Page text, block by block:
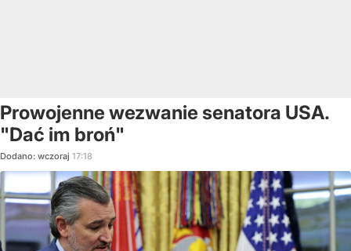
Prowojenne wezwanie senatora USA.
"Dać im broń"
Dodano: wczoraj 17:18